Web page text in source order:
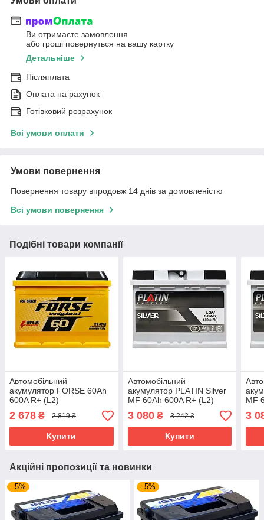
Ви отримаєте замовлення
або гроші повернуться на вашу картку
Детальніше
Післяплата
Оплата на рахунок
Готівковий розрахунок
Всі умови оплати
Умови повернення
Повернення товару впродовж 14 днів за домовленістю
Всі умови повернення
Подібні товари компанії
Автомобільний
акумулятор FORSE 60Ah
600A R+ (L2)
2 678 ₴ 2 819 ₴
Купити
Автомобільний
акумулятор PLATIN Silver
MF 60Ah 600A R+ (L2)
3 080₴ 3 242 ₴
Купити
MF
3
Акційні пропозиції та новинки
–5% –5%